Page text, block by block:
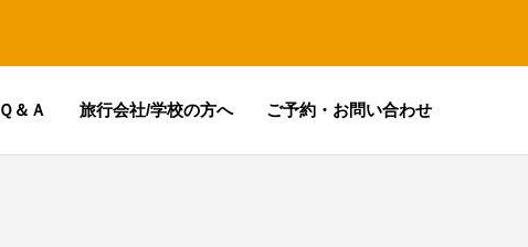
Ｑ＆Ａ 旅行会社/学校の方へ ご予約・お問い合わせ